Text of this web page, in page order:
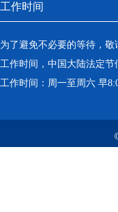
工作时间
为了避免不必要的等待，
工作时间，中国大陆法定节
工作时间：周一至周六 早